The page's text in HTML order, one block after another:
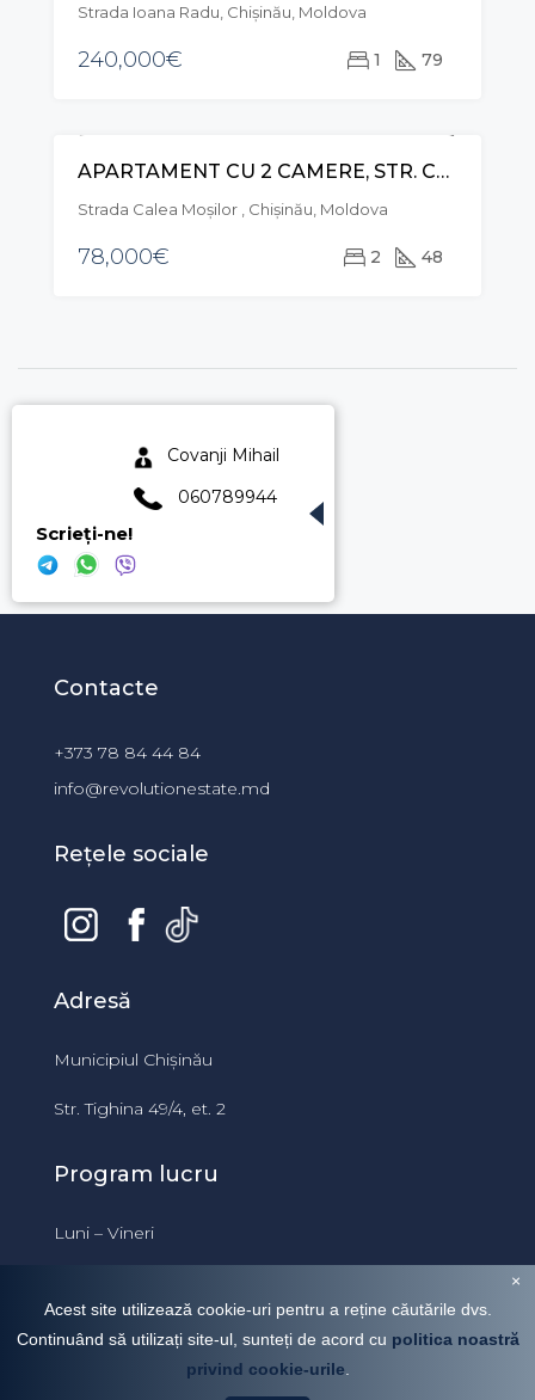
Strada Ioana Radu, Chișinău, Moldova
240,000€ 1 79
VÂNZAREAPARTAMENT CU 2 CAMERE, STR. CALEA MOȘILOR, RÂȘCANI
Strada Calea Moşilor , Chișinău, Moldova
78,000€ 2 48
Covanji Mihail
060789944
Scrieți-ne!
Contacte
+373 78 84 44 84
info@revolutionestate.md
Rețele sociale
Adresă
Municipiul Chișinău
Str. Tighina 49/4, et. 2
Program lucru
Luni – Vineri
Acest site utilizează cookie-uri pentru a reține căutările dvs.
Continuând să utilizați site-ul, sunteți de acord cu politica noastră
privind cookie-urile
×